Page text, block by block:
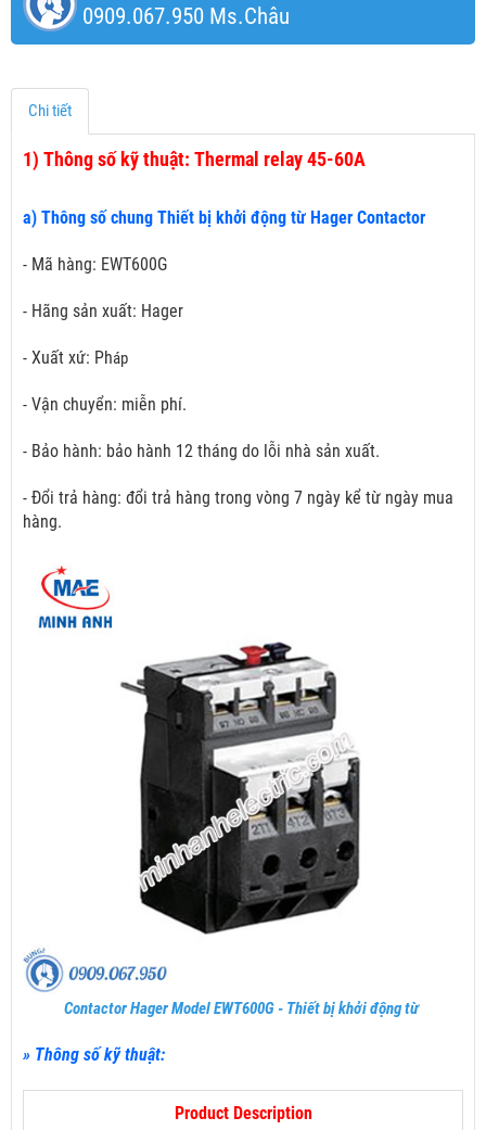
0909.067.950 Ms.Châu
Chi tiết
1) Thông số kỹ thuật: Thermal relay 45-60A
a) Thông số chung Thiết bị khởi động từ Hager Contactor
- Mã hàng: EWT600G
- Hãng sản xuất: Hager
- Xuất xứ: Pháp
- Vận chuyển: miễn phí.
- Bảo hành: bảo hành 12 tháng do lỗi nhà sản xuất.
- Đổi trả hàng: đổi trả hàng trong vòng 7 ngày kể từ ngày mua
hàng.
Contactor Hager Model EWT600G - Thiết bị khởi động từ
» Thông số kỹ thuật:
Product Description